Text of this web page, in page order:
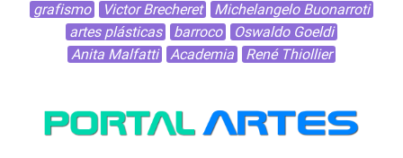
grafismo
Victor Brecheret
Michelangelo Buonarroti
artes plásticas
barroco
Oswaldo Goeldi
Anita Malfatti
Academia René Thiollier